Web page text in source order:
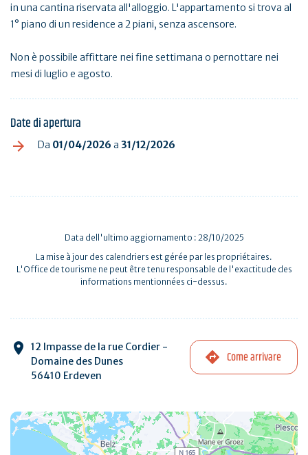
in una cantina riservata all'alloggio. L'appartamento si trova al
1° piano di un residence a 2 piani, senza ascensore.
Non è possibile affittare nei fine settimana o pernottare nei
mesi di luglio e agosto.
Date di apertura
Da 01/04/2026 a 31/12/2026
Data dell'ultimo aggiornamento : 28/10/2025
La mise à jour des calendriers est gérée par les propriétaires.
L'Office de tourisme ne peut être tenu responsable de l'exactitude des
informations mentionnées ci-dessus.
12 Impasse de la rue Cordier -
Domaine des Dunes
56410 Erdeven
Come arrivare